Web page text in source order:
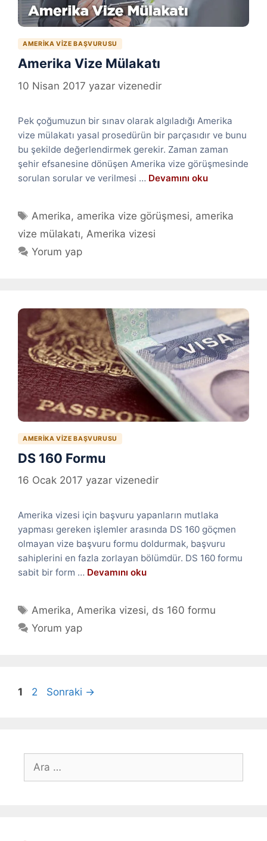
AMERIKA VIZE BAŞVURUSU
Amerika Vize Mülakatı
10 Nisan 2017 yazar vizenedir
Pek çoğumuzun bir sınav olarak algıladığı Amerika
vize mülakatı yasal prosedürün bir parçasıdır ve bunu
bu şekilde değerlendirmek gerekir. Zaman zaman
şehir efsanesine dönüşen Amerika vize görüşmesinde
sorulan sorular ve verilmesi … Devamını oku
Etiketler
Amerika, amerika vize görüşmesi, amerika
vize mülakatı, Amerika vizesi
Yorum yap
AMERIKA VIZE BAŞVURUSU
DS 160 Formu
16 Ocak 2017 yazar vizenedir
Amerika vizesi için başvuru yapanların mutlaka
yapması gereken işlemler arasında DS 160 göçmen
olmayan vize başvuru formu doldurmak, başvuru
sahiplerini en fazla zorlayan bölümdür. DS 160 formu
sabit bir form … Devamını oku
Etiketler
Amerika,Amerika vizesi, ds 160 formu
Yorum yap
Sayfa
1 Sayfa
2 Sonraki →
için